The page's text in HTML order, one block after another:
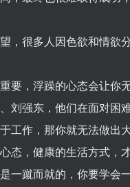
，很多人因色欲和情
要，浮躁的心态会让
刘强东，他们在面对困
工作，那你就无法做出
态，健康的生活方式，
一蹴而就的，你要学